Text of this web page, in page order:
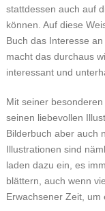
stattdessen auch auf
können. Auf diese
Buch das Interesse
macht das durchaus
interessant und
Mit seiner
seinen liebevollen
Bilderbuch aber auch
Illustrationen sind
laden dazu ein, es
blättern, auch wenn
Erwachsener Zeit, um